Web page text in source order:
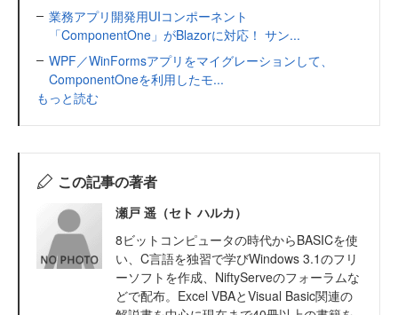
業務アプリ開発用UIコンポーネント
「ComponentOne」がBlazorに対応！ サン...
WPF／WinFormsアプリをマイグレーションして、
ComponentOneを利用したモ...
もっと読む
この記事の著者
瀬戸 遥（セト ハルカ）
8ビットコンピュータの時代からBASICを使
い、C言語を独習で学びWindows 3.1のフリ
ーソフトを作成、NiftyServeのフォーラムな
どで配布。Excel VBAとVisual Basic関連の